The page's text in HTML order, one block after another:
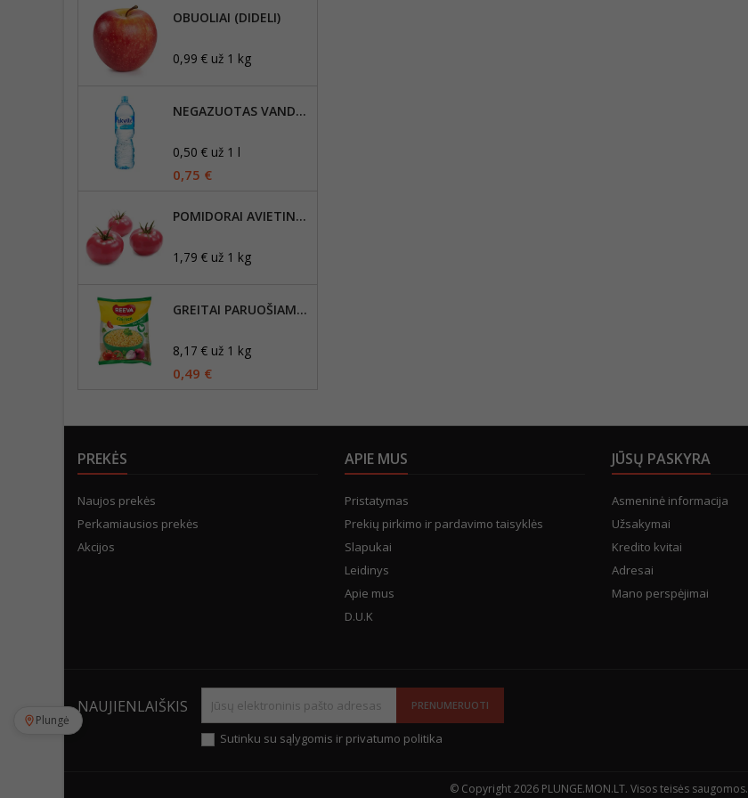
OBUOLIAI (DIDELI)
0,99 € už 1 kg
NEGAZUOTAS VANDUO AKVILĖ, 1,5L
0,50 € už 1 l
0,75 €
POMIDORAI AVIETINIAI B+
1,79 € už 1 kg
GREITAI PARUOŠIAMI MAKARONAI REEVA VIŠTIENOS SKONIO, 60G
8,17 € už 1 kg
0,49 €
PREKĖS
Naujos prekės
Perkamiausios prekės
Akcijos
APIE MUS
Pristatymas
Prekių pirkimo ir pardavimo taisyklės
Slapukai
Leidinys
Apie mus
D.U.K
JŪSŲ PASKYRA
Asmeninė informacija
Užsakymai
Kredito kvitai
Adresai
Mano perspėjimai
NAUJIENLAIŠKIS
Sutinku su sąlygomis ir privatumo politika
© Copyright 2026 PLUNGE.MON.LT. Visos teisės saugomos.
Plungė